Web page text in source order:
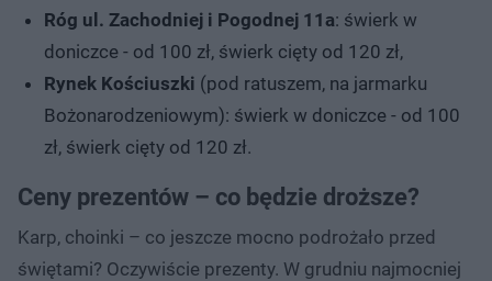
Róg ul. Zachodniej i Pogodnej 11a: świerk w
doniczce - od 100 zł, świerk cięty od 120 zł,
Rynek Kościuszki (pod ratuszem, na jarmarku
Bożonarodzeniowym): świerk w doniczce - od 100
zł, świerk cięty od 120 zł.
Ceny prezentów – co będzie droższe?
Karp, choinki – co jeszcze mocno podrożało przed
świętami? Oczywiście prezenty. W grudniu najmocniej